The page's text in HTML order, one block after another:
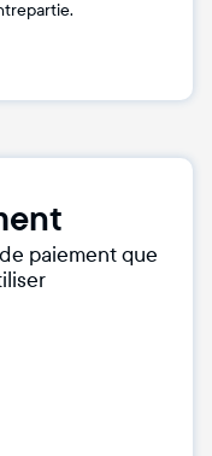
paiement que